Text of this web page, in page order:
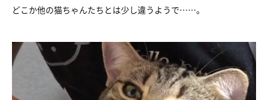
どこか他の猫ちゃんたちとは少し違うようで……。